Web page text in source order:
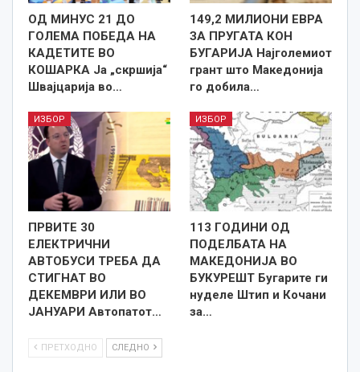
ОД МИНУС 21 ДО
ГОЛЕМА ПОБЕДА НА
КАДЕТИТЕ ВО
КОШАРКА Ја „скршија“
Швајцарија во…
149,2 МИЛИОНИ ЕВРА
ЗА ПРУГАТА КОН
БУГАРИЈА Најголемиот
грант што Македонија
го добила…
ИЗБОР
ПРВИТЕ 30
ЕЛЕКТРИЧНИ
АВТОБУСИ ТРЕБА ДА
СТИГНАТ ВО
ДЕКЕМВРИ ИЛИ ВО
ЈАНУАРИ Автопатот…
ИЗБОР
113 ГОДИНИ ОД
ПОДЕЛБАТА НА
МАКЕДОНИЈА ВО
БУКУРЕШТ Бугарите ги
нуделе Штип и Кочани
за…
ПРЕТХОДНО СЛЕДНО